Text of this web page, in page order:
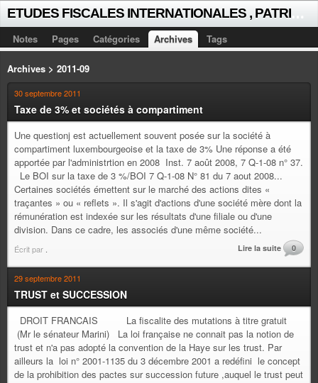
Notes Pages Catégories Archives Tags
Archives > 2011-09
30 septembre 2011
Taxe de 3% et sociétés à compartiment
Une questionj est actuellement souvent posée sur la société à
compartiment luxembourgeoise et la taxe de 3% Une réponse a été
apportée par l'administrtion en 2008 Inst. 7 août 2008, 7 Q-1-08 n° 37.
Le BOI sur la taxe de 3 %/BOI 7 Q-1-08 N° 81 du 7 aout 2008...
Certaines sociétés émettent sur le marché des actions dites «
traçantes » ou « reflets ». Il s'agit d'actions d'une société mère dont la
rémunération est indexée sur les résultats d'une filiale ou d'une
division. Dans ce cadre, les associés d'une même société...
Écrit par Lire la suite 0
29 septembre 2011
TRUST et SUCCESSION
DROIT FRANCAIS La fiscalite des mutations à titre gratuit
(Mr le sénateur Marini) La loi française ne connait pas la notion de
trust et n'a pas adopté la convention de la Haye sur les trust. Par
ailleurs la loi n° 2001-1135 du 3 décembre 2001 a redéfini le concept
de la prohibition des pactes sur succession future ,auquel le trust peut